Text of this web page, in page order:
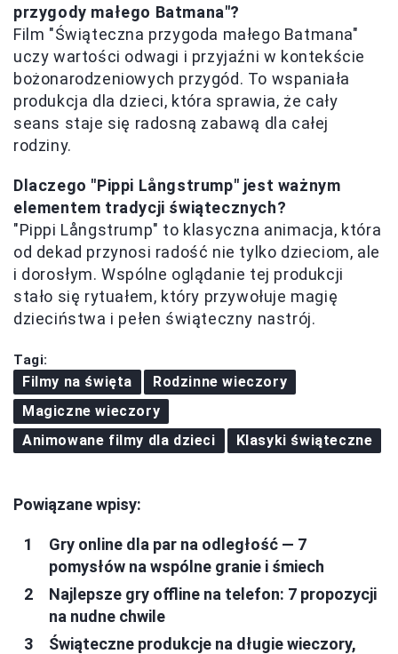
przygody małego Batmana"?
Film "Świąteczna przygoda małego Batmana"
uczy wartości odwagi i przyjaźni w kontekście
bożonarodzeniowych przygód. To wspaniała
produkcja dla dzieci, która sprawia, że cały
seans staje się radosną zabawą dla całej
rodziny.
Dlaczego "Pippi Långstrump" jest ważnym
elementem tradycji świątecznych?
"Pippi Långstrump" to klasyczna animacja, która
od dekad przynosi radość nie tylko dzieciom, ale
i dorosłym. Wspólne oglądanie tej produkcji
stało się rytuałem, który przywołuje magię
dzieciństwa i pełen świąteczny nastrój.
Tagi:
Filmy na święta
Rodzinne wieczory
Magiczne wieczory
Animowane filmy dla dzieci
Klasyki świąteczne
Powiązane wpisy:
Gry online dla par na odległość — 7
pomysłów na wspólne granie i śmiech
Najlepsze gry offline na telefon: 7 propozycji
na nudne chwile
Świąteczne produkcje na długie wieczory,